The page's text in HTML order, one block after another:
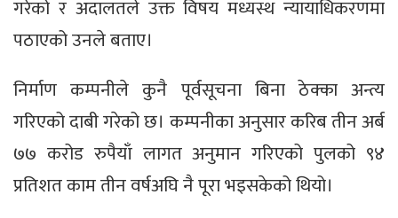
गरेको र अदालतले उक्त विषय मध्यस्थ न्यायाधिकरणमा
पठाएको उनले बताए।
निर्माण कम्पनीले कुनै पूर्वसूचना बिना ठेक्का अन्त्य
गरिएको दाबी गरेको छ। कम्पनीका अनुसार करिब तीन अर्ब
७७ करोड रुपैयाँ लागत अनुमान गरिएको पुलको ९४
प्रतिशत काम तीन वर्षअघि नै पूरा भइसकेको थियो।